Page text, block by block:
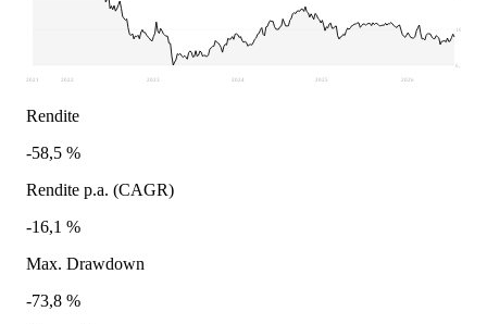
6,16
10,5
2021 2022 2023 2024 2025 2026
Rendite
-58,5 %
Rendite p.a. (CAGR)
-16,1 %
Max. Drawdown
-73,8 %